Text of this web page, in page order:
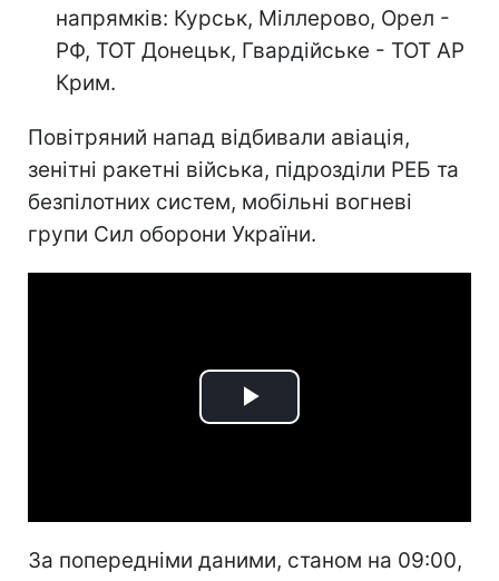
напрямків: Курськ, Міллерово, Орел -
РФ, ТОТ Донецьк, Гвардійське - ТОТ АР
Крим.
Повітряний напад відбивали авіація,
зенітні ракетні війська, підрозділи РЕБ та
безпілотних систем, мобільні вогневі
групи Сил оборони України.
Play
За попередніми даними, станом на 09:00,